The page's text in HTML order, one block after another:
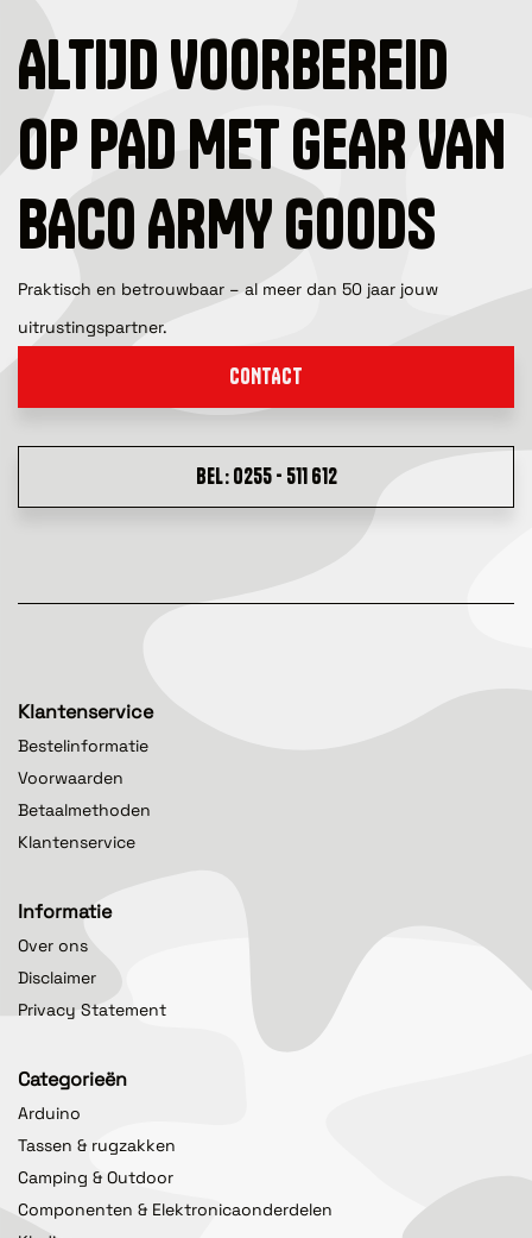
ALTIJD VOORBEREID
OP PAD MET GEAR VAN
BACO ARMY GOODS
Praktisch en betrouwbaar – al meer dan 50 jaar jouw
uitrustingspartner.
CONTACT
BEL: 0255 - 511 612
Klantenservice
Bestelinformatie
Voorwaarden
Betaalmethoden
Klantenservice
Informatie
Over ons
Disclaimer
Privacy Statement
Categorieën
Arduino
Tassen & rugzakken
Camping & Outdoor
Componenten & Elektronicaonderdelen